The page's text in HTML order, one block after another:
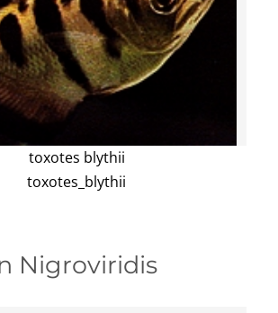
toxotes blythii
toxotes_blythii
Nigroviridis